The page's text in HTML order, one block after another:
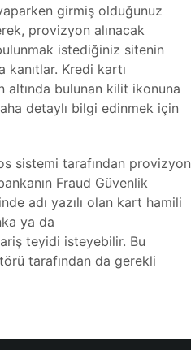
girmiş olduğunuz
provizyon alınacak
istediğiniz sitenin
kanıtlar. Kredi kartı
altında bulunan kilit ikonuna
detaylı bilgi edinmek için
sistemi tarafından provizyon
Fraud Güvenlik
adı yazılı olan kart hamili
ya da
teyidi isteyebilir. Bu
tarafından da gerekli